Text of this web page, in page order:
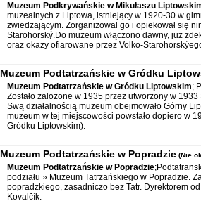
Muzeum Podkrywańskie w Mikułaszu
muzealnych z Liptowa, istniejący w 1920-30 w
zwiedzającym. Zorganizował go i opiekował się
Starohorský.Do muzeum włączono dawny, już
oraz okazy ofiarowane przez Volko-
Muzeum Podtatrzańskie w Gródku
Muzeum Podtatrzańskie w Gródku Liptowskim;
Zostało założone w 1935 przez utworzony w
Swą działalnością muzeum obejmowało Górny
muzeum w tej miejscowości powstało dopiero w
Gródku Liptowskim).
Muzeum Podtatrzańskie w Popradzie (Nie
Muzeum Podtatrzańskie w Popradzie
podziału » Muzeum Tatrzańskiego w Popradzie.
popradzkiego, zasadniczo bez Tatr. Dyrektorem
Kovalčík.